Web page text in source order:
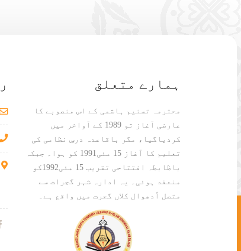
ہمارے متعلق
محترمہ تسنیم ہاشمی کے اس منصوبے کا
عارضی آغاز تو 1989 کے آواخر میں
کردیاگیا، مگر باقاعدہ درسِ نظامی کی
تعلیم کا آغاز 15 مئی1991 کو ہوا۔ جبکہ
باظابطہ افتتاحی تقریب 15 مئی1992کو
منعقد ہوئی۔ یہ ادارہ شہر گجرات سے
متصل اُدھوال کلاں گجرت میں واقع ہے۔